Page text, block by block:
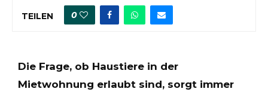
TEILEN 0
Die Frage, ob Haustiere in der
Mietwohnung erlaubt sind, sorgt immer